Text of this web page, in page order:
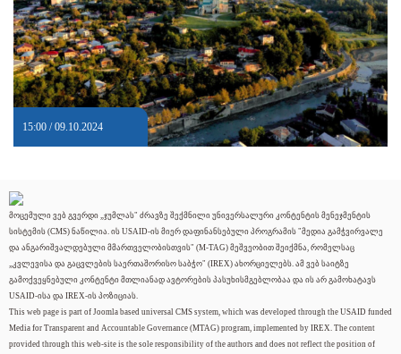
15:00 / 09.10.2024
მოცემული ვებ გვერდი „ჯუმლას" ძრავზე შექმნილი უნივერსალური კონტენტის მენეჯმენტის
სისტემის (CMS) ნაწილია. ის USAID-ის მიერ დაფინანსებული პროგრამის "მედია გამჭვირვალე
და ანგარიშვალდებული მმართველობისთვის" (M-TAG) მეშვეობით შეიქმნა, რომელსაც
„კვლევისა და გაცვლების საერთაშორისო საბჭო" (IREX) ახორციელებს. ამ ვებ საიტზე
გამოქვეყნებული კონტენტი მთლიანად ავტორების პასუხისმგებლობაა და ის არ გამოხატავს
USAID-ისა და IREX-ის პოზიციას.
This web page is part of Joomla based universal CMS system, which was developed through the USAID funded
Media for Transparent and Accountable Governance (MTAG) program, implemented by IREX. The content
provided through this web-site is the sole responsibility of the authors and does not reflect the position of